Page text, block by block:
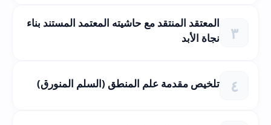
المعتقد المنتقد مع حاشيته المعتمد المستند بناء
نجاة الأبد
تلخيص مقدمة علم المنطق (السلم المنورق)